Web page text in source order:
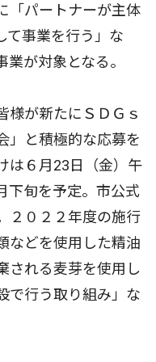
「パートナーが主体
て事業を行う」な
が対象となる。
が新たにＳＤＧｓ
」と積極的な応募を
は６月23日（金）午
下旬を予定。市公式
２０２２年度の施行
などを使用した精油
される麦芽を使用し
で行う取り組み」な